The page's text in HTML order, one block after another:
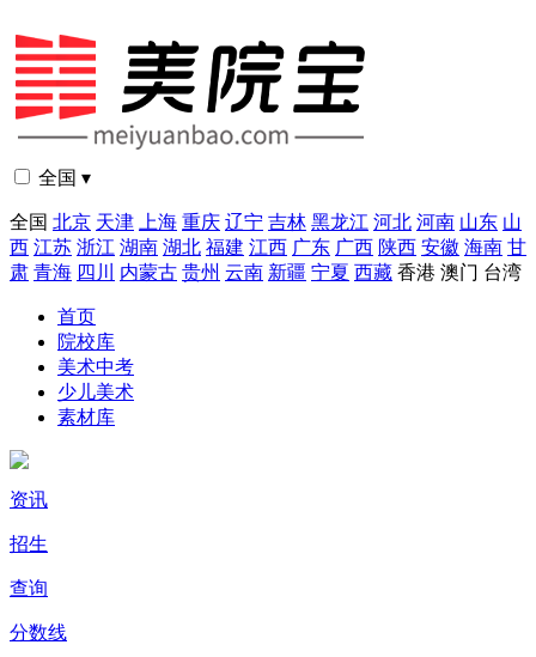
全国 ▾
全国 北京 天津 上海 重庆 辽宁 吉林 黑龙江 河北 河南 山东 山
西 江苏 浙江 湖南 湖北 福建 江西 广东 广西 陕西 安徽 海南 甘
肃 青海 四川 内蒙古 贵州 云南 新疆 宁夏 西藏 香港 澳门 台湾
首页
院校库
美术中考
少儿美术
素材库
资讯
招生
查询
分数线